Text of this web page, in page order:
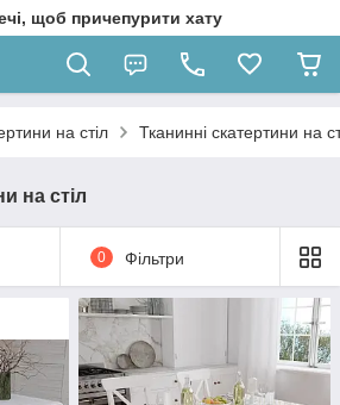
щоб причепурити хату
на стіл Тканинні скатертини на
на стіл
0 Фільтри